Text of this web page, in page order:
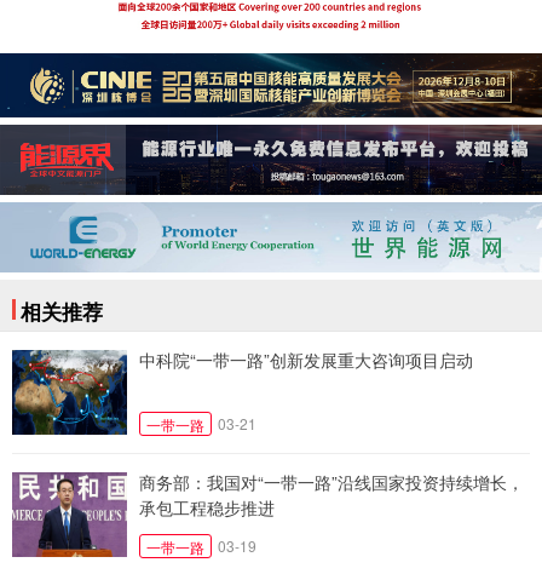
相关推荐
中科院“一带一路”创新发展重大咨询项目启动
一带一路 03-21
商务部：我国对“一带一路”沿线国家投资持续增长，
承包工程稳步推进
一带一路 03-19